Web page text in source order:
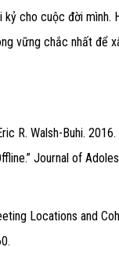
cho cuộc đời mình.
vững chắc nhất để
R. Walsh-Buhi. 2016.
Journal of
Locations and